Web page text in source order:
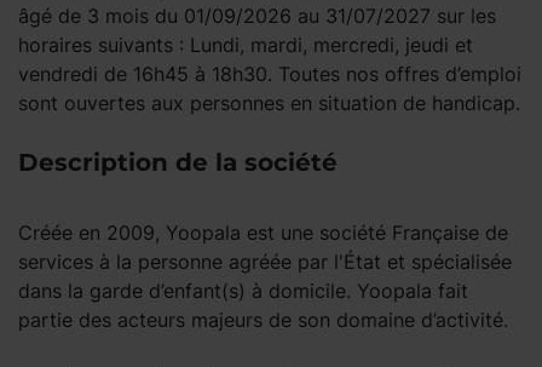
âgé de 3 mois du 01/09/2026 au 31/07/2027 sur les
horaires suivants : Lundi, mardi, mercredi, jeudi et
vendredi de 16h45 à 18h30. Toutes nos offres d’emploi
sont ouvertes aux personnes en situation de handicap.
Description de la société
Créée en 2009, Yoopala est une société Française de
services à la personne agréée par l'État et spécialisée
dans la garde d’enfant(s) à domicile. Yoopala fait
partie des acteurs majeurs de son domaine d’activité.